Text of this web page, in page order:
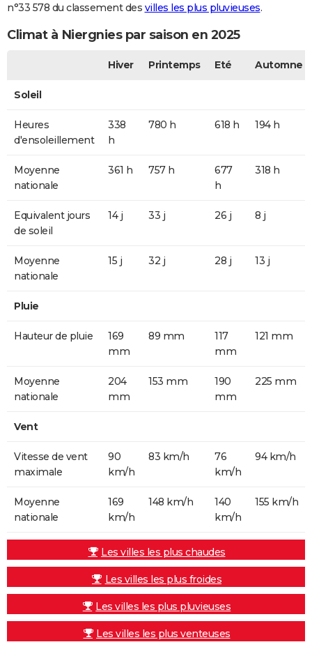
n°33 578 du classement des villes les plus pluvieuses.
Climat à Niergnies par saison en 2025
Hiver Printemps Eté Automne
Soleil
Heures
d'ensoleillement
338
h
780 h 618 h 194 h
Moyenne
nationale
361 h 757 h
677
h
318 h
Equivalent jours
de soleil
14 j 33 j 26 j 8 j
Moyenne
nationale
15 j 32 j 28 j 13 j
Pluie
Hauteur de pluie
169
mm
89 mm
117
mm
121 mm
Moyenne
nationale
204
mm
153 mm
190
mm
225 mm
Vent
Vitesse de vent
maximale
90
km/h
83 km/h
76
km/h
94 km/h
Moyenne
nationale
169
km/h
148 km/h
140
km/h
155 km/h
Les villes les plus chaudes
Les villes les plus froides
Les villes les plus pluvieuses
Les villes les plus venteuses